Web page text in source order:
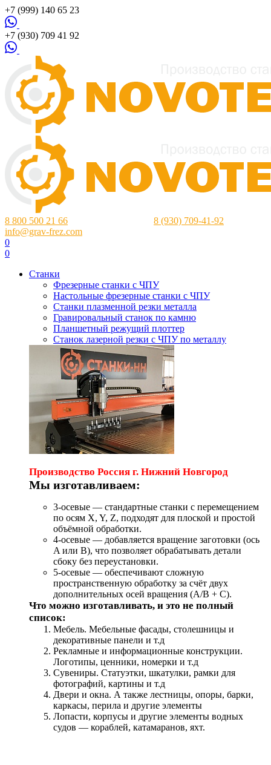
+7 (999) 140 65 23
+7 (930) 709 41 92
8 800 500 21 66
8 (930) 709-41-92
info@grav-frez.com
0
0
Станки
Фрезерные станки с ЧПУ
Настольные фрезерные станки с ЧПУ
Станки плазменной резки металла
Гравировальный станок по камню
Планшетный режущий плоттер
Станок лазерной резки с ЧПУ по металлу
Производство Россия г. Нижний Новгород
Мы изготавливаем:
3-осевые — стандартные станки с перемещением
по осям X, Y, Z, подходят для плоской и простой
объёмной обработки.
4-осевые — добавляется вращение заготовки (ось
A или B), что позволяет обрабатывать детали
сбоку без переустановки.
5-осевые — обеспечивают сложную
пространственную обработку за счёт двух
дополнительных осей вращения (A/B + C).
Что можно изготавливать, и это не полный
список:
Мебель. Мебельные фасады, столешницы и
декоративные панели и т.д
Рекламные и информационные конструкции.
Логотипы, ценники, номерки и т.д
Сувениры. Статуэтки, шкатулки, рамки для
фотографий, картины и т.д
Двери и окна. А также лестницы, опоры, барки,
каркасы, перила и другие элементы
Лопасти, корпусы и другие элементы водных
судов — кораблей, катамаранов, яхт.